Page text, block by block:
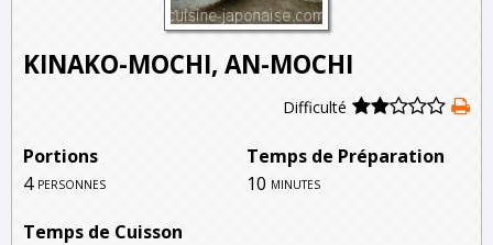
KINAKO-MOCHI, AN-MOCHI
Difficulté
Portions
Temps de Préparation
4 personnes 10 minutes
Temps de Cuisson